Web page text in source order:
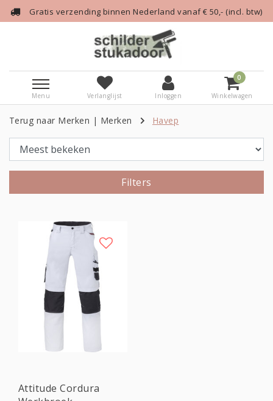
Gratis verzending binnen Nederland vanaf € 50,- (incl. btw)
Menu Verlanglijst Inloggen
0
Winkelwagen
Terug naar Merken | Merken Havep
Filters
Attitude Cordura